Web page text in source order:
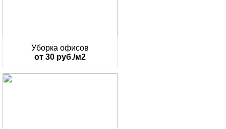
Уборка офисов
от 30 руб./м2